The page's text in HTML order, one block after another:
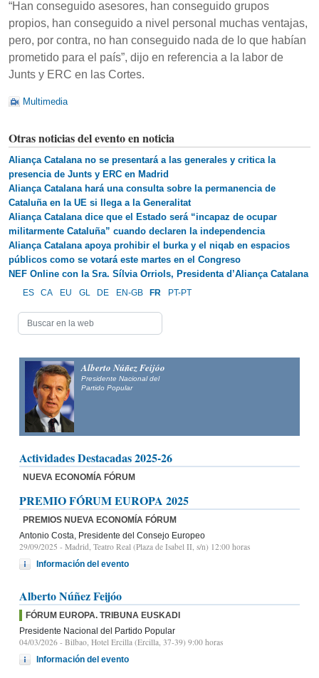
“Han conseguido asesores, han conseguido grupos
propios, han conseguido a nivel personal muchas ventajas,
pero, por contra, no han conseguido nada de lo que habían
prometido para el país”, dijo en referencia a la labor de
Junts y ERC en las Cortes.
Multimedia
Otras noticias del evento en noticia
Aliança Catalana no se presentará a las generales y critica la
presencia de Junts y ERC en Madrid
Aliança Catalana hará una consulta sobre la permanencia de
Cataluña en la UE si llega a la Generalitat
Aliança Catalana dice que el Estado será “incapaz de ocupar
militarmente Cataluña” cuando declaren la independencia
Aliança Catalana apoya prohibir el burka y el niqab en espacios
públicos como se votará este martes en el Congreso
NEF Online con la Sra. Sílvia Orriols, Presidenta d’Aliança Catalana
ES CA EU GL DE EN-GB FR PT-PT
Alberto Núñez Feijóo
Presidente Nacional del
Partido Popular
Actividades Destacadas 2025-26
NUEVA ECONOMÍA FÓRUM
PREMIO FÓRUM EUROPA 2025
PREMIOS NUEVA ECONOMÍA FÓRUM
Antonio Costa, Presidente del Consejo Europeo
29/09/2025 - Madrid, Teatro Real (Plaza de Isabel II, s/n) 12:00 horas
Información del evento
Alberto Núñez Feijóo
FÓRUM EUROPA. TRIBUNA EUSKADI
Presidente Nacional del Partido Popular
04/03/2026 - Bilbao, Hotel Ercilla (Ercilla, 37-39) 9:00 horas
Información del evento